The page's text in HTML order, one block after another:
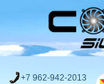
+7 962-942-2013